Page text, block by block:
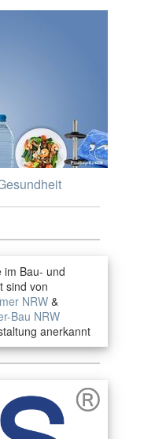
im Bau- und
sind von
NRW&
Bau NRW
anerkannt